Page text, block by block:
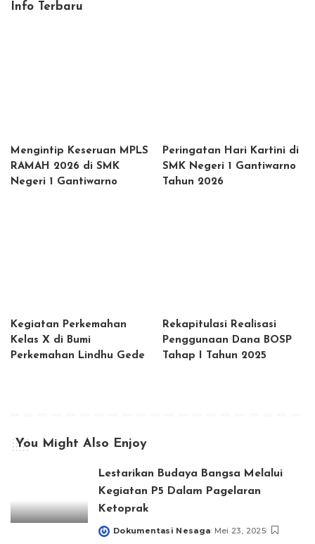
Info Terbaru
Mengintip Keseruan MPLS
RAMAH 2026 di SMK
Negeri 1 Gantiwarno
Peringatan Hari Kartini di
SMK Negeri 1 Gantiwarno
Tahun 2026
Kegiatan Perkemahan
Kelas X di Bumi
Perkemahan Lindhu Gede
Rekapitulasi Realisasi
Penggunaan Dana BOSP
Tahap I Tahun 2025
You Might Also Enjoy
Lestarikan Budaya Bangsa Melalui
Kegiatan P5 Dalam Pagelaran
Ketoprak
Posted
Dokumentasi Nesaga Mei 23, 2025